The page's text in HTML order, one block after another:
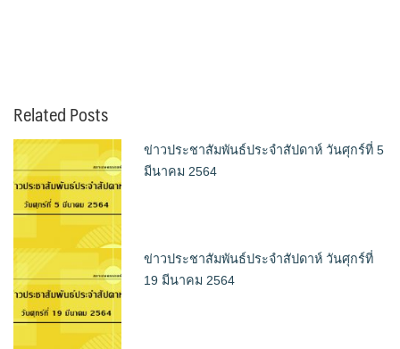
Related Posts
ข่าวประชาสัมพันธ์ประจำสัปดาห์ วันศุกร์ที่ 5
มีนาคม 2564
ข่าวประชาสัมพันธ์ประจำสัปดาห์ วันศุกร์ที่
19 มีนาคม 2564